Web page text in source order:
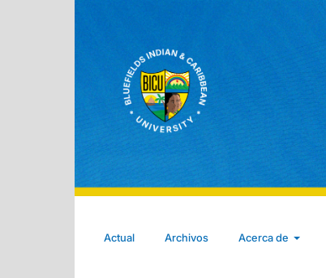
Actual Archivos Acerca de